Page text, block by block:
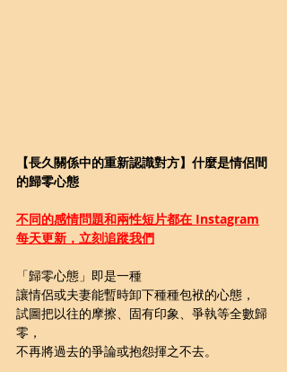
【長久關係中的重新認識對方】什麼是情侶間
的歸零心態
不同的感情問題和兩性短片都在 Instagram
每天更新，立刻追蹤我們
「歸零心態」即是一種
讓情侶或夫妻能暫時卸下種種包袱的心態，
試圖把以往的摩擦、固有印象、爭執等全數歸
零，
不再將過去的爭論或抱怨揮之不去。